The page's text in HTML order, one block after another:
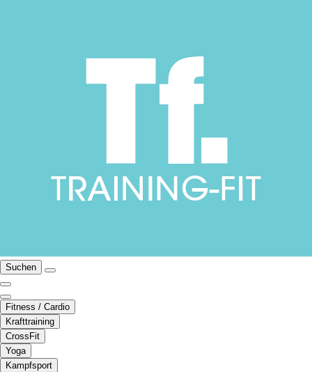
Suchen
Fitness / Cardio
Krafttraining
CrossFit
Yoga
Kampfsport